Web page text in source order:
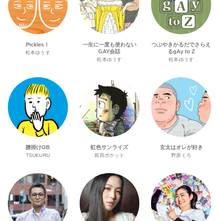
Pickles！
松本ゆうす
一生に一度も使わない
GAY会話
松本ゆうす
つぶやきかるだでさらえ
るgAy to Z
松本ゆうす
腰掛けOB
TSUKURU
虹色サンライズ
前田ポケット
玄太はオレが好き
野原くろ